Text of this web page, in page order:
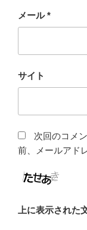
メール*
サイト
次回のコメ
前、メールアド
上に表示された